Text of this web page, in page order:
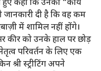
कहा कि उनका “कार्य
दी है कि वह कम
में शामिल नहीं होंगे।
कीर को उनके हाल पर छोड़
परिवर्तन के लिए एक
श्री स्ट्रीटिंग अपने